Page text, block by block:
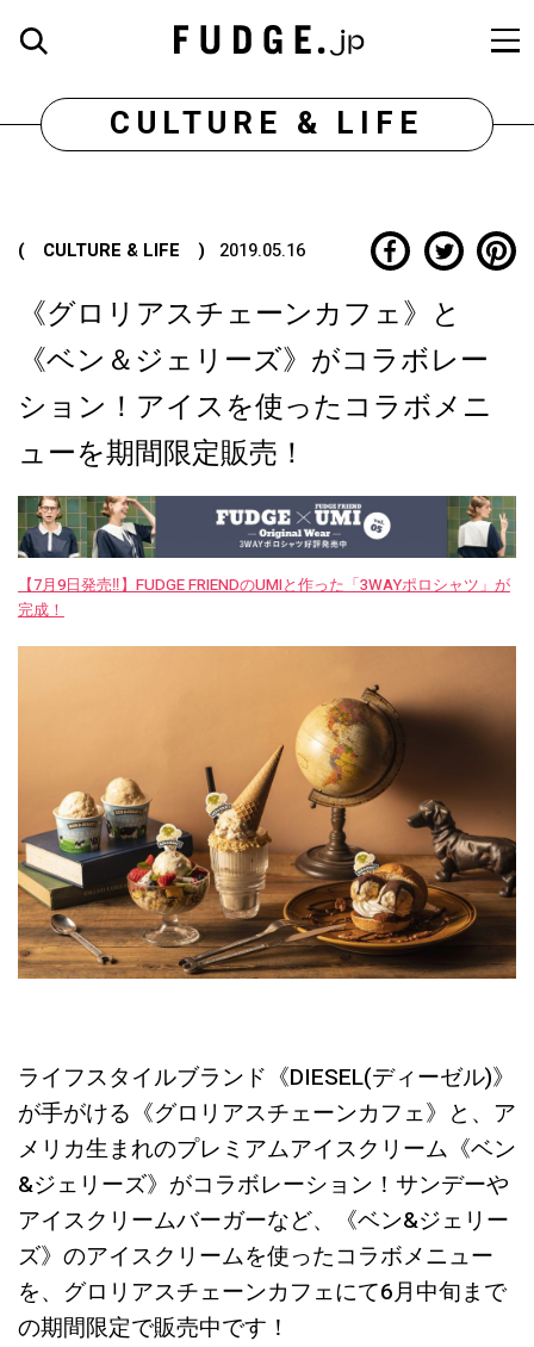
CULTURE & LIFE
( CULTURE & LIFE ) 2019.05.16
《グロリアスチェーンカフェ》と
《ベン＆ジェリーズ》がコラボレー
ション！アイスを使ったコラボメニ
ューを期間限定販売！
【7月9日発売‼︎】FUDGE FRIENDのUMIと作った「3WAYポロシャツ」が
完成！
ライフスタイルブランド《DIESEL(ディーゼル)》
が手がける《グロリアスチェーンカフェ》と、ア
メリカ生まれのプレミアムアイスクリーム《ベン
&ジェリーズ》がコラボレーション！サンデーや
アイスクリームバーガーなど、《ベン&ジェリー
ズ》のアイスクリームを使ったコラボメニュー
を、グロリアスチェーンカフェにて6月中旬まで
の期間限定で販売中です！